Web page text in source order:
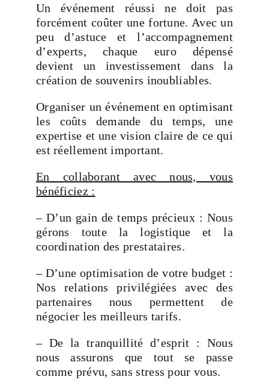
Un événement réussi ne doit pas
forcément coûter une fortune. Avec un
peu d’astuce et l’accompagnement
d’experts, chaque euro dépensé
devient un investissement dans la
création de souvenirs inoubliables.
Organiser un événement en optimisant
les coûts demande du temps, une
expertise et une vision claire de ce qui
est réellement important.
En collaborant avec nous, vous
bénéficiez :
– D’un gain de temps précieux : Nous
gérons toute la logistique et la
coordination des prestataires.
– D’une optimisation de votre budget :
Nos relations privilégiées avec des
partenaires nous permettent de
négocier les meilleurs tarifs.
– De la tranquillité d’esprit : Nous
nous assurons que tout se passe
comme prévu, sans stress pour vous.